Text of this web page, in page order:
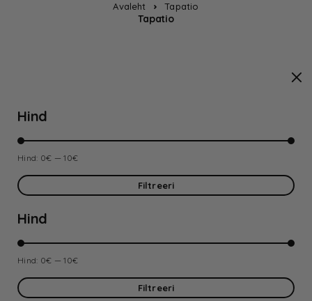
Avaleht Tapatio
Tapatio
Hind
Filtreeri
Hind: 0€ —10€
Hind
Filtreeri
Hind: 0€ —10€